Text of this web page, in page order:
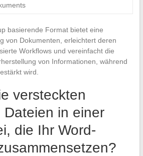
basierende Format bietet eine
von Dokumenten, erleichtert deren
Workflows und vereinfacht die
von Informationen, während
wird.
versteckten
Dateien in einer
die Ihr Word-